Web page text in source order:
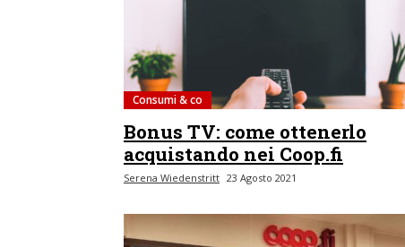
Consumi & co
Bonus TV: come ottenerlo
acquistando nei Coop.fi
Serena Wiedenstritt 23 Agosto 2021